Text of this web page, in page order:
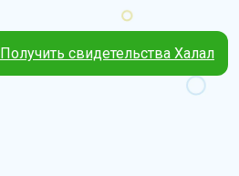
Получить свидетельства Халал